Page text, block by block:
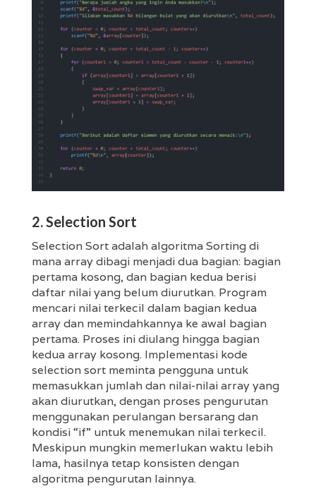
2. Selection Sort
Selection Sort adalah algoritma Sorting di
mana array dibagi menjadi dua bagian: bagian
pertama kosong, dan bagian kedua berisi
daftar nilai yang belum diurutkan. Program
mencari nilai terkecil dalam bagian kedua
array dan memindahkannya ke awal bagian
pertama. Proses ini diulang hingga bagian
kedua array kosong. Implementasi kode
selection sort meminta pengguna untuk
memasukkan jumlah dan nilai-nilai array yang
akan diurutkan, dengan proses pengurutan
menggunakan perulangan bersarang dan
kondisi “if” untuk menemukan nilai terkecil.
Meskipun mungkin memerlukan waktu lebih
lama, hasilnya tetap konsisten dengan
algoritma pengurutan lainnya.